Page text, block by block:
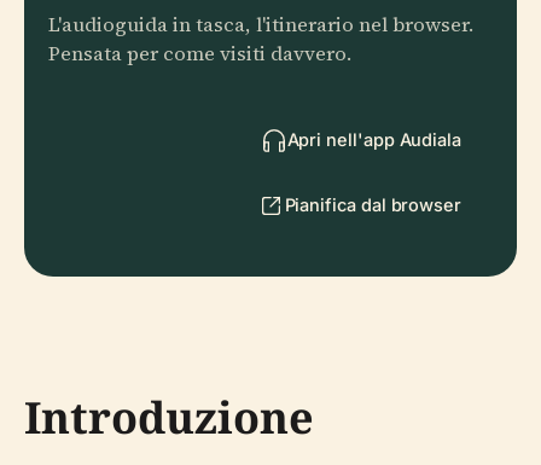
L'audioguida in tasca, l'itinerario nel browser.
Pensata per come visiti davvero.
Apri nell'app Audiala
Pianifica dal browser
Introduzione